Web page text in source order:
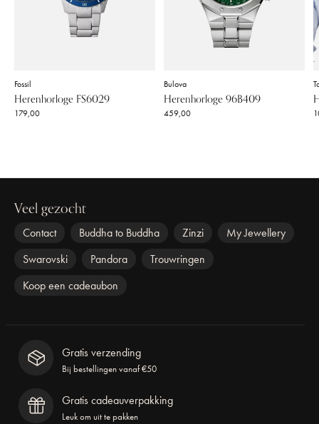
Fossil
Herenhorloge FS6029
179,00
Bulova
Herenhorloge 96B409
459,00
Veel gezocht
Contact Buddha to Buddha Zinzi
My Jewellery
Swarovski
Pandora
Trouwringen
Koop een cadeaubon
Gratis verzending
Bij bestellingen vanaf €50
Gratis cadeauverpakking
Leuk om uit te pakken